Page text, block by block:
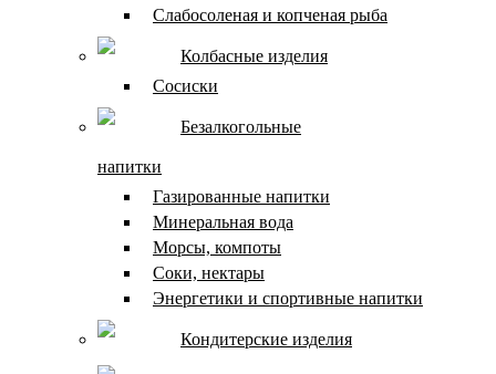
Слабосоленая и копченая рыба
Колбасные изделия
Сосиски
Безалкогольные
напитки
Газированные напитки
Минеральная вода
Морсы, компоты
Соки, нектары
Энергетики и спортивные напитки
Кондитерские изделия